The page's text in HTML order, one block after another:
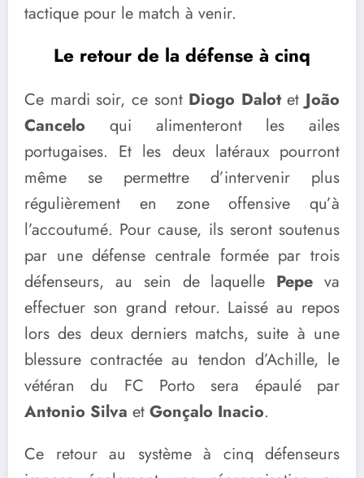
tactique pour le match à venir.
Le retour de la défense à cinq
Ce mardi soir, ce sont Diogo DalotetJoão
Cancelo qui alimenteront les ailes
portugaises. Et les deux latéraux pourront
même se permettre d’intervenir plus
régulièrement en zone offensive qu’à
l’accoutumé. Pour cause, ils seront soutenus
par une défense centrale formée par trois
défenseurs, au sein de laquelle Pepe va
effectuer son grand retour. Laissé au repos
lors des deux derniers matchs, suite à une
blessure contractée au tendon d’Achille, le
vétéran du FC Porto sera épaulé par
Antonio Silva et Gonçalo Inacio.
Ce retour au système à cinq défenseurs